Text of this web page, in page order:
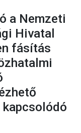
a Nemzeti
Hivatal
fásítás